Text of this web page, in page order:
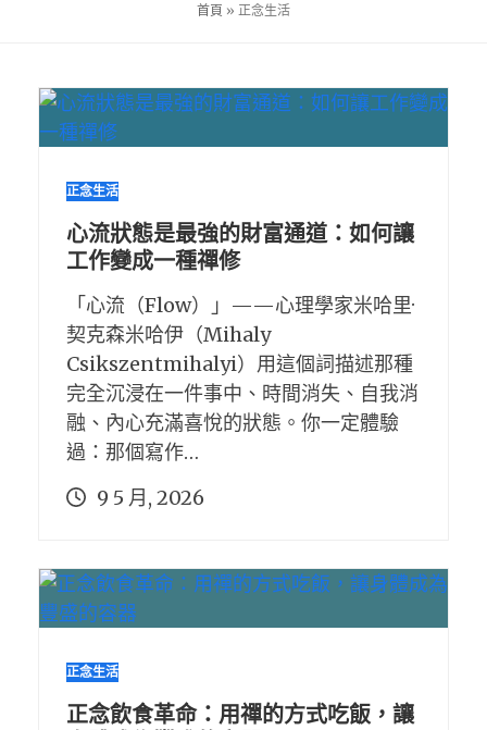
首頁 » 正念生活
正念生活
心流狀態是最強的財富通道：如何讓
工作變成一種禪修
「心流（Flow）」——心理學家米哈里·
契克森米哈伊（Mihaly
Csikszentmihalyi）用這個詞描述那種
完全沉浸在一件事中、時間消失、自我消
融、內心充滿喜悅的狀態。你一定體驗
過：那個寫作…
9 5 月, 2026
正念生活
正念飲食革命：用禪的方式吃飯，讓